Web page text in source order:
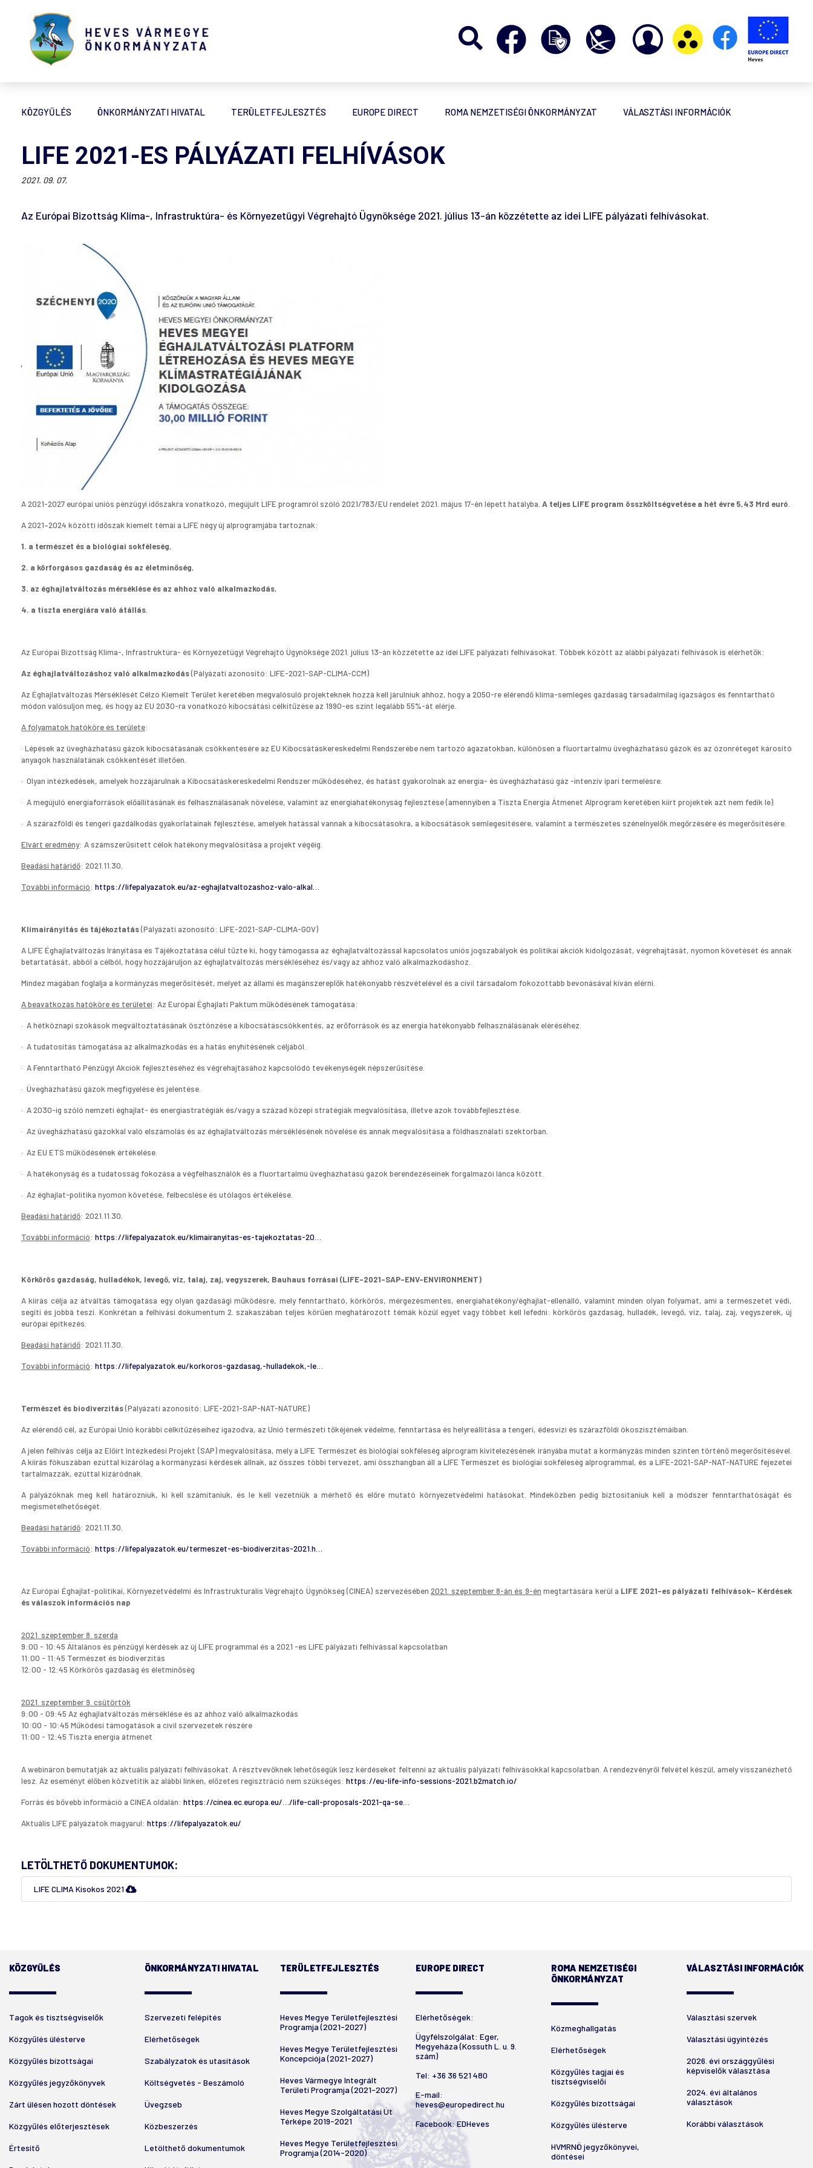
KÖZGYŰLÉS ÖNKORMÁNYZATI HIVATAL TERÜLETFEJLESZTÉS EUROPE DIRECT ROMA NEMZETISÉGI ÖNKORMÁNYZAT VÁLASZTÁSI INFORMÁCIÓK
LIFE 2021-ES PÁLYÁZATI FELHÍVÁSOK
2021. 09. 07.
Az Európai Bizottság Klíma-, Infrastruktúra- és Környezetügyi Végrehajtó Ügynöksége 2021. július 13-án közzétette az idei LIFE pályázati felhívásokat.
A 2021-2027 európai uniós pénzügyi időszakra vonatkozó, megújult LIFE programról szóló 2021/783/EU rendelet 2021. május 17-én lépett hatályba. A teljes LIFE program összköltségvetése a hét évre 5,43 Mrd euró
A 2021–2024 közötti időszak kiemelt témái a LIFE négy új alprogramjába tartoznak:
1. a természet és a biológiai sokféleség,
2. a körforgásos gazdaság és az életminőség,
3. az éghajlatváltozás mérséklése és az ahhoz való alkalmazkodás,
4. a tiszta energiára való átállás
Az Európai Bizottság Klíma-, Infrastruktúra- és Környezetügyi Végrehajtó Ügynöksége 2021. július 13-án közzétette az idei LIFE pályázati felhívásokat. Többek között az alábbi pályázati felhívások is elérhetők:
Az éghajlatváltozáshoz való alkalmazkodás(Pályázati azonosító: LIFE-2021-SAP-CLIMA-CCM)
Az Éghajlatváltozás Mérséklését Célzó Kiemelt Terület keretében megvalósuló projekteknek hozzá kell járulniuk ahhoz, hogy a 2050-re elérendő klíma-semleges gazdaság társadalmilag igazságos és fenntartható
módon valósuljon meg, és hogy az EU 2030-ra vonatkozó kibocsátási célkitűzése az 1990-es szint legalább 55%-át elérje.
A folyamatok hatóköre és területe:
· Lépések az üvegházhatású gázok kibocsátásának csökkentésére az EU Kibocsátáskereskedelmi Rendszerébe nem tartozó ágazatokban, különösen a fluortartalmú üvegházhatású gázok és az ózonréteget károsító
anyagok használatának csökkentését illetően.
· Olyan intézkedések, amelyek hozzájárulnak a Kibocsátáskereskedelmi Rendszer működéséhez, és hatást gyakorolnak az energia- és üvegházhatású gáz -intenzív ipari termelésre.
· A megújuló energiaforrások előállításának és felhasználásának növelése, valamint az energiahatékonyság fejlesztése (amennyiben a Tiszta Energia Átmenet Alprogram keretében kiírt projektek azt nem fedik le).
· A szárazföldi és tengeri gazdálkodás gyakorlatainak fejlesztése, amelyek hatással vannak a kibocsátásokra, a kibocsátások semlegesítésére, valamint a természetes szénelnyelők megőrzésére és megerősítésére.
Elvárt eredmény: A számszerűsített célok hatékony megvalósítása a projekt végéig.
Beadási határidő: 2021.11.30.
További információ: https://lifepalyazatok.eu/az-eghajlatvaltozashoz-valo-alkal…
Klímairányítás és tájékoztatás(Pályázati azonosító: LIFE-2021-SAP-CLIMA-GOV)
A LIFE Éghajlatváltozás Irányítása és Tájékoztatása célul tűzte ki, hogy támogassa az éghajlatváltozással kapcsolatos uniós jogszabályok és politikai akciók kidolgozását, végrehajtását, nyomon követését és annak
betartatását, abból a célból, hogy hozzájáruljon az éghajlatváltozás mérsékléséhez és/vagy az ahhoz való alkalmazkodáshoz.
Mindez magában foglalja a kormányzás megerősítését, melyet az állami és magánszereplők hatékonyabb részvételével és a civil társadalom fokozottabb bevonásával kíván elérni.
A beavatkozás hatóköre és területei: Az Európai Éghajlati Paktum működésének támogatása:
· A hétköznapi szokások megváltoztatásának ösztönzése a kibocsátáscsökkentés, az erőforrások és az energia hatékonyabb felhasználásának eléréséhez.
· A tudatosítás támogatása az alkalmazkodás és a hatás enyhítésének céljából.
· A Fenntartható Pénzügyi Akciók fejlesztéséhez és végrehajtásához kapcsolódó tevékenységek népszerűsítése.
· Üvegházhatású gázok megfigyelése és jelentése.
· A 2030-ig szóló nemzeti éghajlat- és energiastratégiák és/vagy a század közepi stratégiák megvalósítása, illetve azok továbbfejlesztése.
· Az üvegházhatású gázokkal való elszámolás és az éghajlatváltozás mérséklésének növelése és annak megvalósítása a földhasználati szektorban.
· Az EU ETS működésének értékelése.
· A hatékonyság és a tudatosság fokozása a végfelhasználók és a fluortartalmú üvegházhatású gázok berendezéseinek forgalmazói lánca között.
· Az éghajlat-politika nyomon követése, felbecslése és utólagos értékelése.
Beadási határidő: 2021.11.30.
További információ: https://lifepalyazatok.eu/klimairanyitas-es-tajekoztatas-20…
Körkörös gazdaság, hulladékok, levegő, víz, talaj, zaj, vegyszerek, Bauhaus forrásai (LIFE-2021-SAP-ENV-ENVIRONMENT)
A kiírás célja az átváltás támogatása egy olyan gazdasági működésre, mely fenntartható, körkörös, mérgezésmentes, energiahatékony/éghajlat-ellenálló, valamint minden olyan folyamat, ami a természetet védi,
segíti és jobbá teszi. Konkrétan a felhívási dokumentum 2. szakaszában teljes körűen meghatározott témák közül egyet vagy többet kell lefedni: körkörös gazdaság, hulladék, levegő, víz, talaj, zaj, vegyszerek, új
európai építkezés.
Beadási határidő: 2021.11.30.
További információ: https://lifepalyazatok.eu/korkoros-gazdasag,-hulladekok,-le…
Természet és biodiverzitás(Pályázati azonosító: LIFE-2021-SAP-NAT-NATURE)
Az elérendő cél, az Európai Unió korábbi célkitűzéseihez igazodva, az Unió természeti tőkéjének védelme, fenntartása és helyreállítása a tengeri, édesvízi és szárazföldi ökoszisztémáiban.
A jelen felhívás célja az Előírt Intézkedési Projekt (SAP) megvalósítása, mely a LIFE Természet és biológiai sokféleség alprogram kivitelezésének irányába mutat a kormányzás minden szinten történő megerősítésével.
A kiírás fókuszában ezúttal kizárólag a kormányzási kérdések állnak, az összes többi tervezet, ami összhangban áll a LIFE Természet és biológiai sokféleség alprogrammal, és a LIFE-2021-SAP-NAT-NATURE fejezetei
tartalmazzák, ezúttal kizáródnak.
A pályázóknak meg kell határozniuk, ki kell számítaniuk, és le kell vezetniük a mérhető és előre mutató környezetvédelmi hatásokat. Mindeközben pedig biztosítaniuk kell a módszer fenntarthatóságát és
megismételhetőségét.
Beadási határidő: 2021.11.30.
További információ: https://lifepalyazatok.eu/termeszet-es-biodiverzitas-2021.h…
Az Európai Éghajlat-politikai, Környezetvédelmi és Infrastrukturális Végrehajtó Ügynökség (CINEA) szervezésében2021. szeptember 8-án és 9-én megtartására kerül a LIFE 2021-es pályázati felhívások– Kérdések
és válaszok információs nap
2021. szeptember 8. szerda
9:00 - 10:45 Általános és pénzügyi kérdések az új LIFE programmal és a 2021 -es LIFE pályázati felhívással kapcsolatban
11:00 - 11:45 Természet és biodiverzitás
12:00 - 12:45 Körkörös gazdaság és életminőség
2021. szeptember 9. csütörtök
9:00 - 09:45 Az éghajlatváltozás mérséklése és az ahhoz való alkalmazkodás
10:00 - 10:45 Működési támogatások a civil szervezetek részére
11:00 - 12:45 Tiszta energia átmenet
A webináron bemutatják az aktuális pályázati felhívásokat. A résztvevőknek lehetőségük lesz kérdéseket feltenni az aktuális pályázati felhívásokkal kapcsolatban. A rendezvényről felvétel készül, amely visszanézhető
lesz. Az eseményt élőben közvetítik az alábbi linken, előzetes regisztráció nem szükséges: https://eu-life-info-sessions-2021.b2match.io/
Forrás és bővebb információ a CINEA oldalán: https://cinea.ec.europa.eu/…/life-call-proposals-2021-qa-se…
Aktuális LIFE pályázatok magyarul: https://lifepalyazatok.eu/
LETÖLTHETŐ DOKUMENTUMOK:
LIFE CLIMA Kisokos 2021
KÖZGYŰLÉS
Tagok és tisztségviselők
Közgyűlés ülésterve
Közgyűlés bizottságai
Közgyűlés jegyzőkönyvek
Zárt ülésen hozott döntések
Közgyűlés előterjesztések
Értesítő
ÖNKORMÁNYZATI HIVATAL
Szervezeti felépítés
Elérhetőségek
Szabályzatok és utasítások
Költségvetés - Beszámoló
Üvegzseb
Közbeszerzés
Letölthető dokumentumok
TERÜLETFEJLESZTÉS
Heves Megye Területfejlesztési
Programja (2021-2027)
Heves Megye Területfejlesztési
Koncepciója (2021-2027)
Heves Vármegye Integrált
Területi Programja (2021-2027)
Heves Megye Szolgáltatási Út
Térképe 2019-2021
Heves Megye Területfejlesztési
Programja (2014-2020)
EUROPE DIRECT
Elérhetőségek:
Ügyfélszolgálat: Eger,
Megyeháza (Kossuth L. u. 9.
szám)
Tel: +36 36 521 480
E-mail:
heves@europedirect.hu
Facebook: EDHeves
ROMA NEMZETISÉGI
ÖNKORMÁNYZAT
Közmeghallgatás
Elérhetőségek
Közgyűlés tagjai és
tisztségviselői
Közgyűlés bizottságai
Közgyűlés ülésterve
HVMRNÖ jegyzőkönyvei,
döntései
VÁLASZTÁSI INFORMÁCIÓK
Választási szervek
Választási ügyintézés
2026. évi országgyűlési
képviselők választása
2024. évi általános
választások
Korábbi választások